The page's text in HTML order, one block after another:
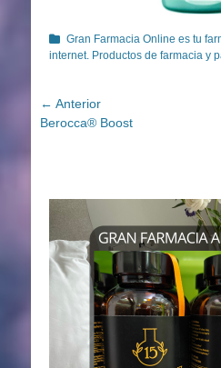
Categorías
Gran Farmacia Online es tu
internet. Productos de farmacia y
Navegación
de
← Anterior
Entrada
Berocca® Boost